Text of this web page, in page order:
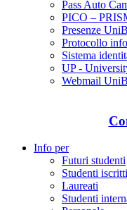
Pass Auto
PICO –
Presenze
Protocollo
Sistema
UP -
Webmail
Info per
Futuri studenti
Studenti iscritti
Laureati
Studenti